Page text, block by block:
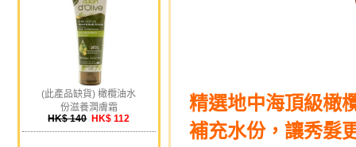
(此產品缺貨) 橄欖油水
份滋養潤膚霜
HK$ 140 HK$ 112
精選地中海頂級橄
補充水份，讓秀髮